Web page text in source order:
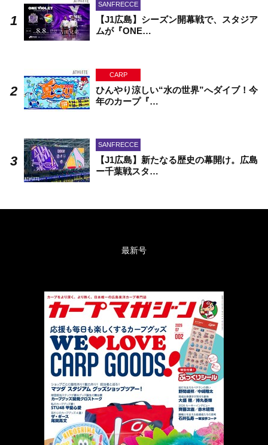
SANFRECCE
【J1広島】シーズン開幕戦で、スタジア
ムが『ONE…
CARP
ひんやり涼しい“水の世界”へダイブ！今
年のカープ『…
SANFRECCE
【J1広島】新たなる歴史の幕開け。広島
ー千葉戦スタ…
最新号